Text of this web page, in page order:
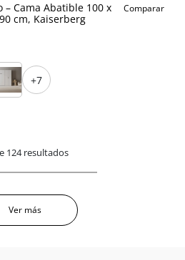
– Cama Abatible 100 x
cm, Kaiserberg
Comparar
+7
124 resultados
Ver más